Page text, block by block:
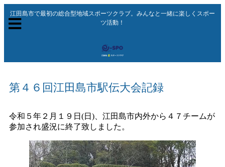
江田島市で最初の総合型地域スポーツクラブ。みんなと一緒に楽しくスポー
ツ活動！
第４６回江田島市駅伝大会記録
令和５年２月１９日(日)、江田島市内外から４７チームが
参加され盛況に終了致しました。